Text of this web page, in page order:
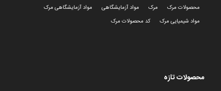
محصولات مرک
مرک مواد آزمایشگاهی
مواد آزمایشگاهی مرک
مواد شیمیایی مرک
کد محصولات مرک
محصولات تازه